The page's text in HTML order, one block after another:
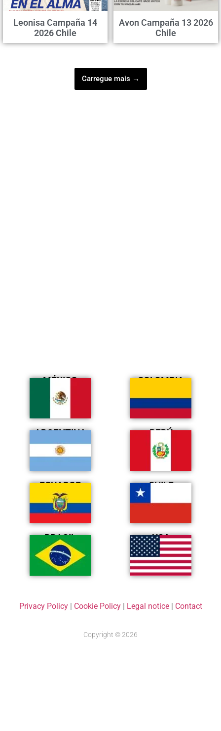
Leonisa Campaña 14
2026 Chile
Avon Campaña 13 2026
Chile
Carregue mais →
MÉXICO COLOMBIA
ARGENTINA PERÚ
ECUADOR CHILE
BRASIL USA
Privacy Policy| Cookie Policy| Legal notice| Contact
Copyright © 2026